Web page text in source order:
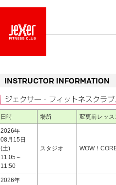
INSTRUCTOR INFORMATION
日時 場所 変更前レッス
2026年
08月15日
(土)
11:05～
11:50
スタジオ WOW！
2026年